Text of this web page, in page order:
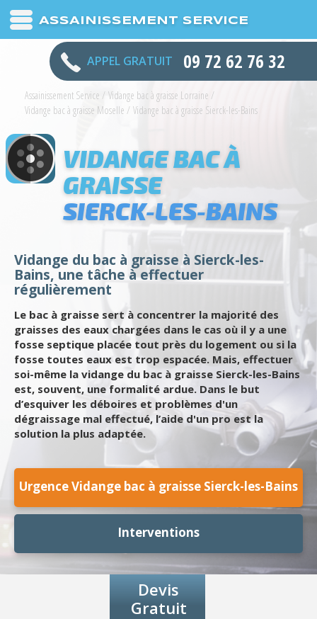
ASSAINISSEMENT SERVICE
APPEL GRATUIT 09 72 62 76 32
Assainissement Service / Vidange bac à graisse Lorraine /
Vidange bac à graisse Moselle / Vidange bac à graisse Sierck-les-Bains
VIDANGE BAC À
GRAISSE
SIERCK-LES-BAINS
Vidange du bac à graisse à Sierck-les-
Bains, une tâche à effectuer
régulièrement
Le bac à graisse sert à concentrer la majorité des
graisses des eaux chargées dans le cas où il y a une
fosse septique placée tout près du logement ou si la
fosse toutes eaux est trop espacée. Mais, effectuer
soi-même la vidange du bac à graisse Sierck-les-Bains
est, souvent, une formalité ardue. Dans le but
d’esquiver les déboires et problèmes d'un
dégraissage mal effectué, l’aide d'un pro est la
solution la plus adaptée.
Urgence Vidange bac à graisse Sierck-les-Bains
Interventions
Devis
Gratuit